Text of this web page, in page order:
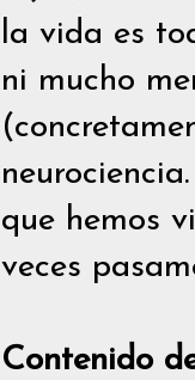
la vida es
ni mucho
que hemos
veces
Contenido